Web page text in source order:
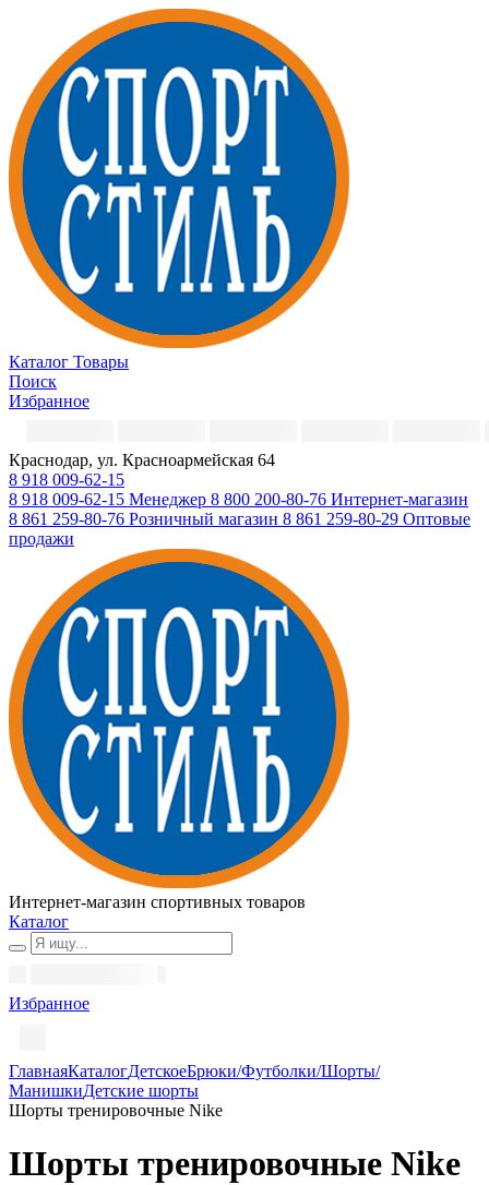
Каталог Товары
Поиск
Избранное
Краснодар, ул. Красноармейская 64
8 918 009-62-15
8 918 009-62-15 Менеджер 8 800 200-80-76 Интернет-магазин
8 861 259-80-76 Розничный магазин 8 861 259-80-29 Оптовые
продажи
Интернет-магазин спортивных товаров
Каталог
Избранное
ГлавнаяКаталогДетскоеБрюки/Футболки/Шорты/
МанишкиДетские шорты
Шорты тренировочные Nike
Шорты тренировочные Nike